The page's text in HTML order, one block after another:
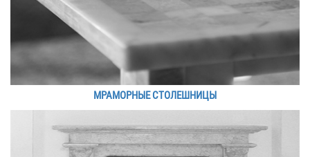
МРАМОРНЫЕ СТОЛЕШНИЦЫ